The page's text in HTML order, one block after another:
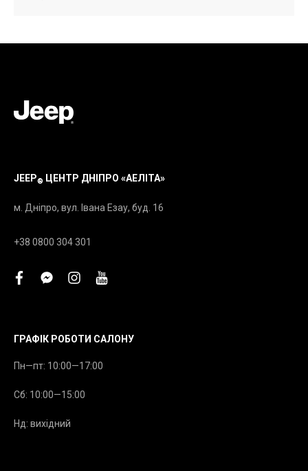
JEEP® ЦЕНТР ДНІПРО «АЕЛІТА»
м. Дніпро, вул. Івана Езау, буд. 16
+38 0800 304 301
facebookfacebook-
instagram
youtube
ГРАФІК РОБОТИ САЛОНУ
Пн—пт: 10:00—17:00
Сб: 10:00—15:00
Нд: вихідний